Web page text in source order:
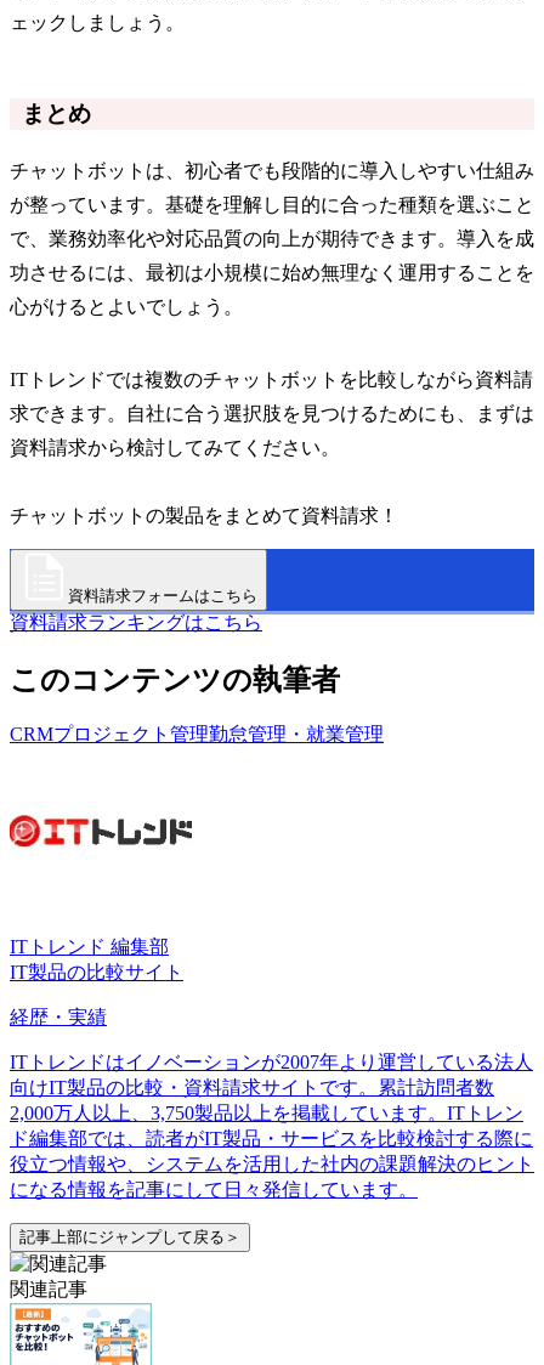
ェックしましょう。
まとめ
チャットボットは、初心者でも段階的に導入しやすい仕組み
が整っています。基礎を理解し目的に合った種類を選ぶこと
で、業務効率化や対応品質の向上が期待できます。導入を成
功させるには、最初は小規模に始め無理なく運用することを
心がけるとよいでしょう。
ITトレンドでは複数のチャットボットを比較しながら資料請
求できます。自社に合う選択肢を見つけるためにも、まずは
資料請求から検討してみてください。
チャットボットの製品をまとめて資料請求！
資料請求フォームはこちら
資料請求ランキングはこちら
このコンテンツの執筆者
CRMプロジェクト管理勤怠管理・就業管理
ITトレンド 編集部
IT製品の比較サイト
経歴・実績
ITトレンドはイノベーションが2007年より運営している法人
向けIT製品の比較・資料請求サイトです。累計訪問者数
2,000万人以上、3,750製品以上を掲載しています。ITトレン
ド編集部では、読者がIT製品・サービスを比較検討する際に
役立つ情報や、システムを活用した社内の課題解決のヒント
になる情報を記事にして日々発信しています。
記事上部にジャンプして戻る＞
関連記事